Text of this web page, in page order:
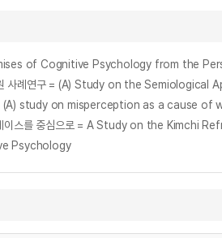
of Cognitive Psychology from the
J공원 사례연구 = (A) Study on the
로 = (A) study on misperception as a
Psychology